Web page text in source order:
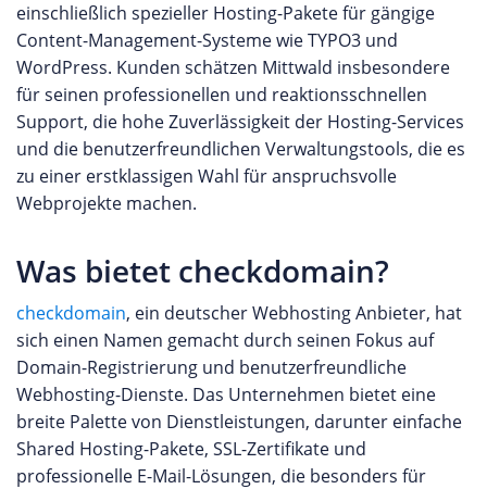
einschließlich spezieller Hosting-Pakete für gängige
Content-Management-Systeme wie TYPO3 und
WordPress. Kunden schätzen Mittwald insbesondere
für seinen professionellen und reaktionsschnellen
Support, die hohe Zuverlässigkeit der Hosting-Services
und die benutzerfreundlichen Verwaltungstools, die es
zu einer erstklassigen Wahl für anspruchsvolle
Webprojekte machen.
Was bietet checkdomain?
checkdomain, ein deutscher Webhosting Anbieter, hat
sich einen Namen gemacht durch seinen Fokus auf
Domain-Registrierung und benutzerfreundliche
Webhosting-Dienste. Das Unternehmen bietet eine
breite Palette von Dienstleistungen, darunter einfache
Shared Hosting-Pakete, SSL-Zertifikate und
professionelle E-Mail-Lösungen, die besonders für